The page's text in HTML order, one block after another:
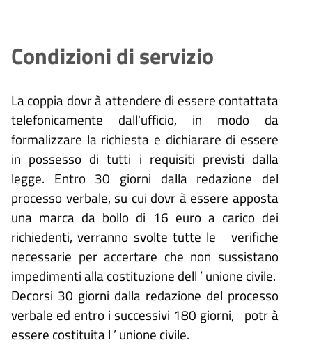
Condizioni di servizio
La coppia dovràattendere di essere contattata
telefonicamente dall'ufficio, in modo da
formalizzare la richiesta e dichiarare di essere
in possesso di tutti i requisiti previsti dalla
legge. Entro 30 giorni dalla redazione del
processo verbale, su cui dovr à essere apposta
una marca da bollo di 16 euro a carico dei
richiedenti, verranno svolte tutte le
verifiche
necessarie per accertare che non sussistano
impedimenti alla costituzione dell ’unione civile.
Decorsi 30 giorni dalla redazione del processo
verbale ed entro i successivi 180 giorni,
potrà
essere costituita l ’unione civile.